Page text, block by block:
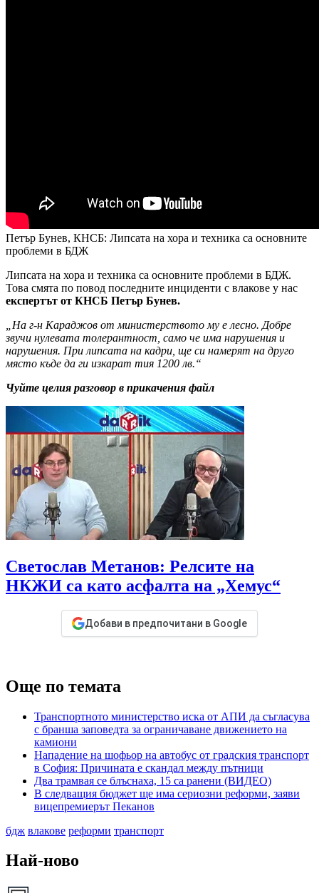
Петър Бунев, КНСБ: Липсата на хора и техника са основните
проблеми в БДЖ
Липсата на хора и техника са основните проблеми в БДЖ.
Това смята по повод последните инциденти с влакове у нас
експертът от КНСБ Петър Бунев.
„На г-н Караджов от министерството му е лесно. Добре
звучи нулевата толерантност, само че има нарушения и
нарушения. При липсата на кадри, ще си намерят на друго
място къде да ги изкарат тия 1200 лв.“
Чуйте целия разговор в прикачения файл
Светослав Метанов: Релсите на
НКЖИ са като асфалта на „Хемус“
Добави в предпочитани в Google
Още по темата
Транспортното министерство иска от АПИ да съгласува
с бранша заповедта за ограничаване движението на
камиони
Нападение на шофьор на автобус от градския транспорт
в София: Причината е скандал между пътници
Два трамвая се блъснаха, 15 са ранени (ВИДЕО)
В следващия бюджет ще има сериозни реформи, заяви
вицепремиерът Пеканов
бдж влакове реформи транспорт
Най-ново